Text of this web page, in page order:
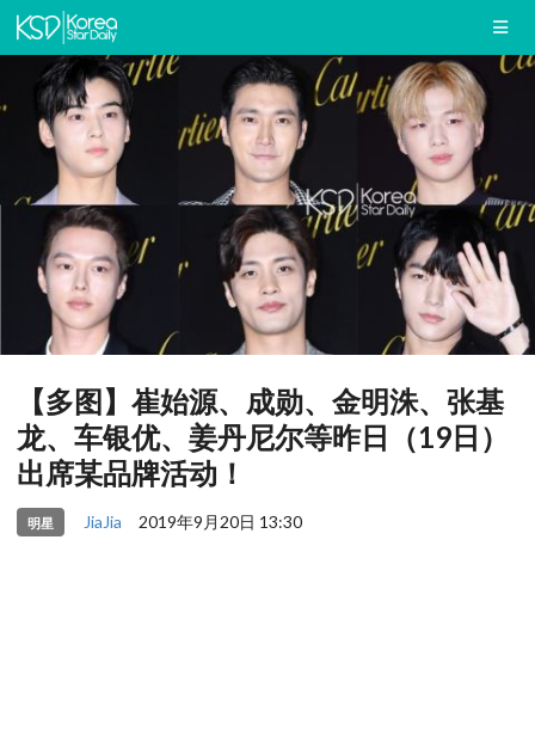
【多图】崔始源、成勋、金明洙、张基
龙、车银优、姜丹尼尔等昨日（19日）
出席某品牌活动！
明星 JiaJia 2019年9月20日 13:30